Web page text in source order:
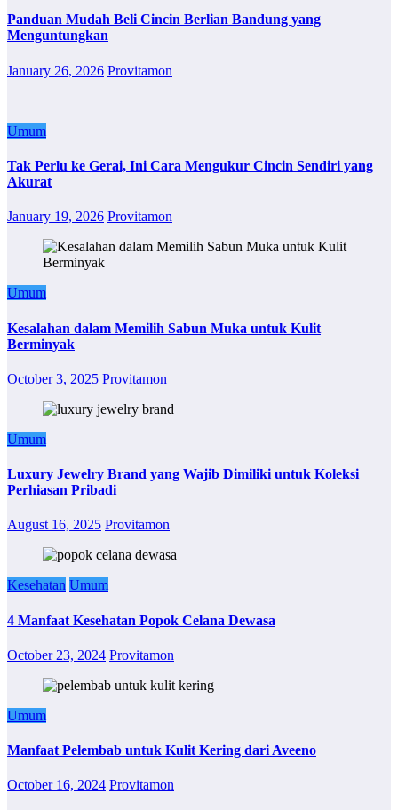
Panduan Mudah Beli Cincin Berlian Bandung yang
Menguntungkan
January 26, 2026 Provitamon
Umum
Tak Perlu ke Gerai, Ini Cara Mengukur Cincin Sendiri yang
Akurat
January 19, 2026 Provitamon
Umum
Kesalahan dalam Memilih Sabun Muka untuk Kulit
Berminyak
October 3, 2025 Provitamon
Umum
Luxury Jewelry Brand yang Wajib Dimiliki untuk Koleksi
Perhiasan Pribadi
August 16, 2025 Provitamon
Kesehatan Umum
4 Manfaat Kesehatan Popok Celana Dewasa
October 23, 2024 Provitamon
Umum
Manfaat Pelembab untuk Kulit Kering dari Aveeno
October 16, 2024 Provitamon